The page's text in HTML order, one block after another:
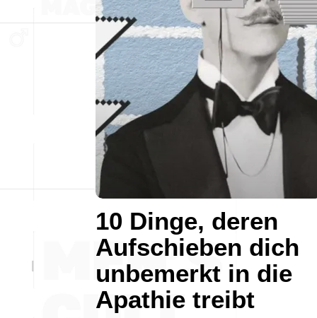
10 Dinge, deren
Aufschieben dich
unbemerkt in die
Apathie treibt